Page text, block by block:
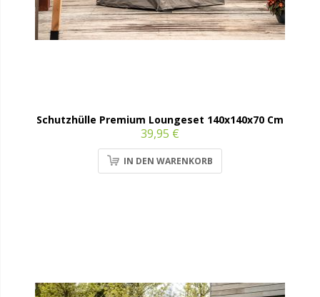
Schutzhülle Premium Loungeset 140x140x70 Cm
39,95 €
IN DEN WARENKORB